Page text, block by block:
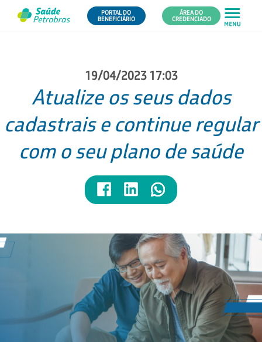
PORTAL DO
BENEFICIÁRIO
ÁREA DO
CREDENCIADO
19/04/2023 17:03
Atualize os seus dados
cadastrais e continue regular
com o seu plano de saúde